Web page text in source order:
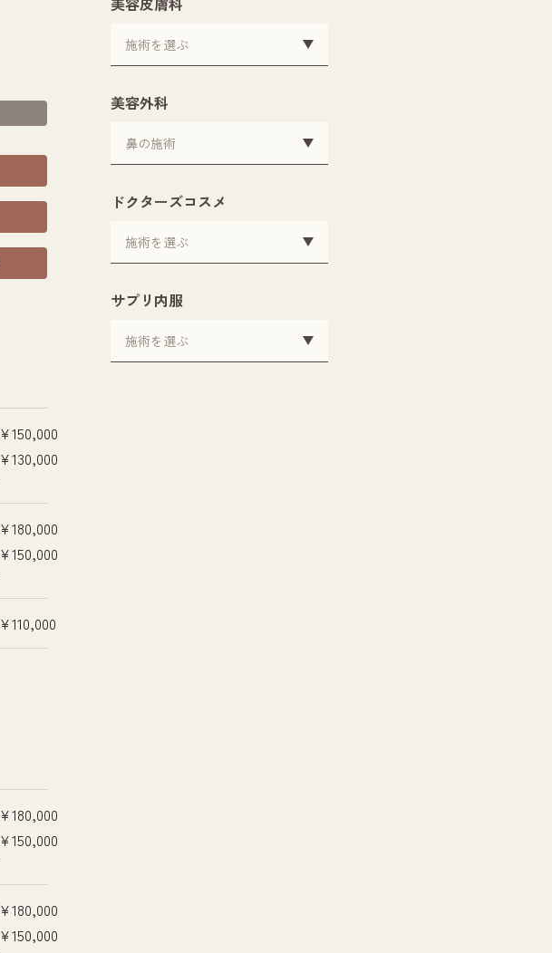
¥150,000
¥130,000
¥180,000
¥150,000
¥110,000
¥180,000
¥150,000
¥180,000
¥150,000
美容外科
ドクターズコスメ
サプリ内服